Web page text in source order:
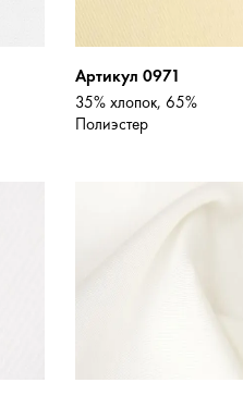
Артикул 0971
35% хлопок, 65%
Полиэстер